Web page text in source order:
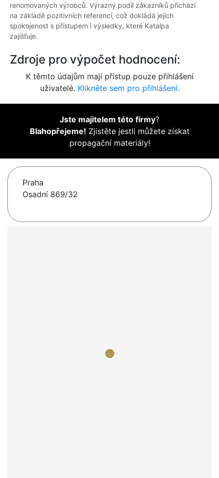
renomovaných výrobců. Výrazný podíl zákazníků přichází
na základě pozitivních referencí, což dokládá jejich
spokojenost s přístupem i výsledky, které Katalpa
zajišťuje.
Zdroje pro výpočet hodnocení:
K těmto údajům mají přístup pouze přihlášení
uživatelé. Klikněte sem pro přihlášení.
Jste majitelem této firmy?
Blahopřejeme! Zjistěte jestli můžete získat
propagační materiály!
Praha
Osadní 869/32